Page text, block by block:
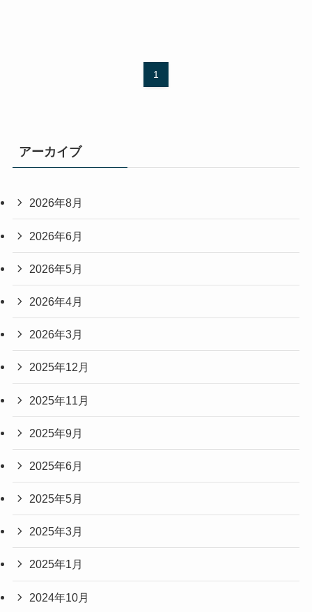
1
アーカイブ
2026年8月
2026年6月
2026年5月
2026年4月
2026年3月
2025年12月
2025年11月
2025年9月
2025年6月
2025年5月
2025年3月
2025年1月
2024年10月